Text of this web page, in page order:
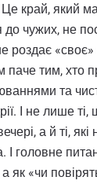
край, який
чужих, не
роздає
тим, хто
та
І не лише
а й ті,
І головне
як «чи